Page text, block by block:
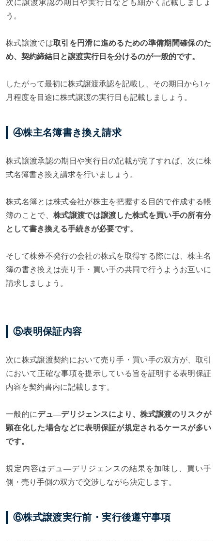
次に譲渡承認の期日や実行日なども細かく記載しましょ
う。
株式譲渡では取引を円滑に進めるための準備期間確保のた
め、契約締結日と譲渡実行日を分けるのが一般的です。
したがって最初に株式譲渡承認を記載し、その期日から1ヶ
月程度を目途に株式譲渡の実行日も記載しましょう。
④株主名簿書き換え請求
株式譲渡承認の期日や実行日の記載が完了すれば、次に株
式名簿書き換え請求を行いましょう。
株式名簿とは株式会社が株主を把握する目的で作成する帳
簿のことで、 株式譲渡では譲渡した株式を買い手の所有分
として書き換える手続きが必要です。
そして株券不発行の会社の株式を取得する際には、株主名
簿の書き換えは売り手・買い手の共同で行うようお互いに
請求しましょう。
⑤表明保証内容
次に株式譲渡契約において売り手・買い手の双方が、取引
において正確な事項を提示している旨を証明する表明保証
内容を契約書内に記載します。
一般的にデュ―デリジェンスにより、株式譲渡のリスクが
顕在化した場合などに表明保証が規定されるケースが多い
です。
規定内容はデュ―デリジェンスの結果を加味し、買い手
側・売り手側の双方で交渉しながら決定します。
⑥株式譲渡実行前・実行後遵守事項